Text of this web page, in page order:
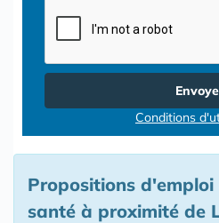
Conditions
Propositions d'emploi
santé à proximité de